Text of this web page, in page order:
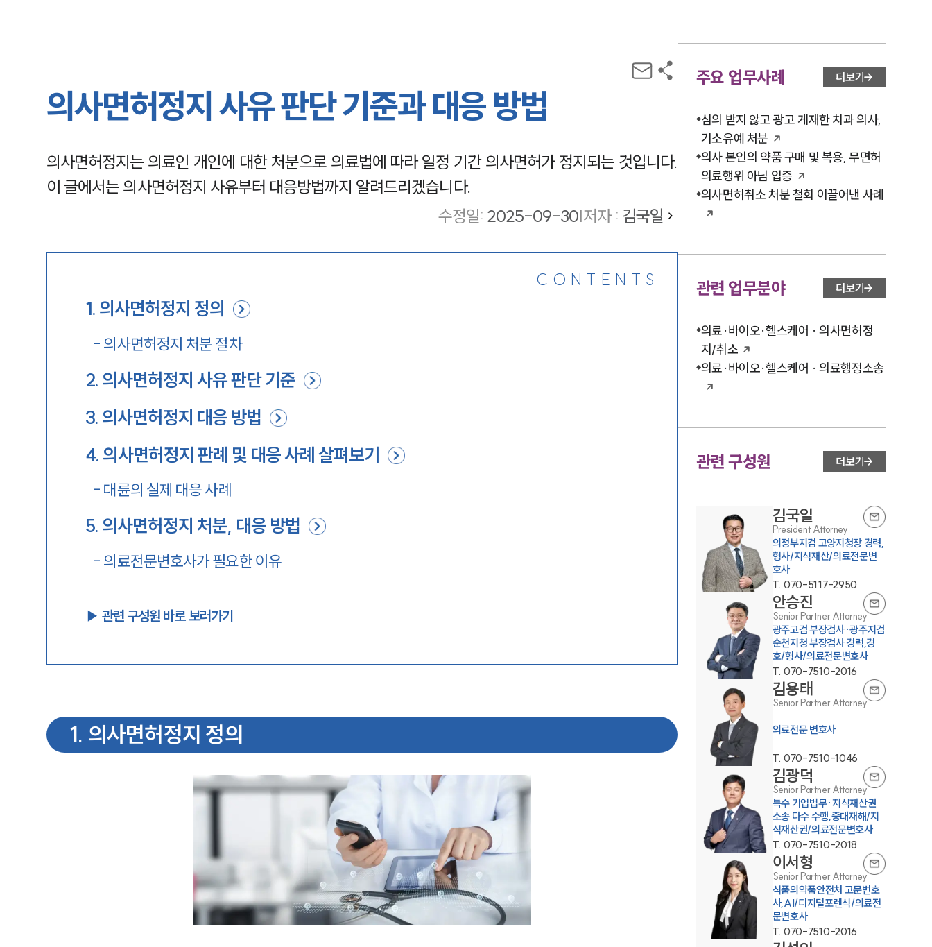
그룹소개
그룹소개
대륜의 강점
기업 의뢰인
오시는 길
글로벌 파트너 로펌
고객의 소리
통합검색
의사면허정지 사유 판단 기준과 대응 방법
의사면허정지는 의료인 개인에 대한 처분으로 의료법에 따라 일정 기간 의사면허가 정지되는 것입니다.
이 글에서는 의사면허정지 사유부터 대응방법까지 알려드리겠습니다.
수정일: 2025-09-30|저자 : 김국일
CONTENTS
1. 의사면허정지 정의
- 의사면허정지 처분 절차
2. 의사면허정지 사유 판단 기준
3. 의사면허정지 대응 방법
4. 의사면허정지 판례 및 대응 사례 살펴보기
- 대륜의 실제 대응 사례
5. 의사면허정지 처분, 대응 방법
- 의료전문변호사가 필요한 이유
▶︎ 관련 구성원 바로 보러가기
1. 의사면허정지 정의
주요 업무사례 더보기
심의 받지 않고 광고 게재한 치과 의사,
기소유예 처분
의사 본인의 약품 구매 및 복용, 무면허
의료행위 아님 입증
의사면허취소 처분 철회 이끌어낸 사례
관련 업무분야 더보기
의료·바이오·헬스케어 · 의사면허정
지/취소
의료·바이오·헬스케어 · 의료행정소송
관련 구성원 더보기
김국일
President Attorney
의정부지검 고양지청장 경력,
형사/지식재산/의료전문변
호사
T. 070-5117-2950
안승진
Senior Partner Attorney
광주고검 부장검사·광주지검
순천지청 부장검사 경력,경
호/형사/의료전문변호사
T. 070-7510-2016
김용태
Senior Partner Attorney
의료전문 변호사
T. 070-7510-1046
김광덕
Senior Partner Attorney
특수 기업법무·지식재산권
소송 다수 수행,중대재해/지
식재산권/의료전문변호사
T. 070-7510-2018
이서형
Senior Partner Attorney
식품의약품안전처 고문변호
사,AI/디지털포렌식/의료전
문변호사
T. 070-7510-2016